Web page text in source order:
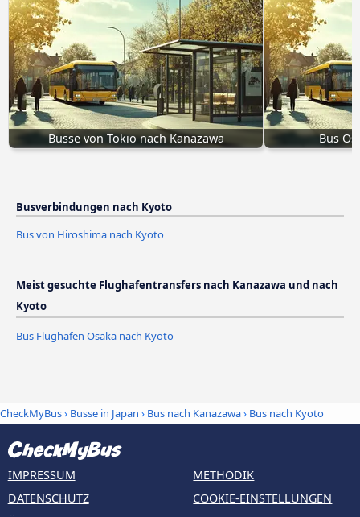
Busse von Tokio nach Kanazawa Bus
Busverbindungen nach Kyoto
Bus von Hiroshima nach Kyoto
Meist gesuchte Flughafentransfers nach Kanazawa und nach
Kyoto
Bus Flughafen Osaka nach Kyoto
CheckMyBus› Busse in Japan › Bus nach Kanazawa› Bus nach Kyoto
IMPRESSUM
DATENSCHUTZ
METHODIK
COOKIE-EINSTELLUNGEN